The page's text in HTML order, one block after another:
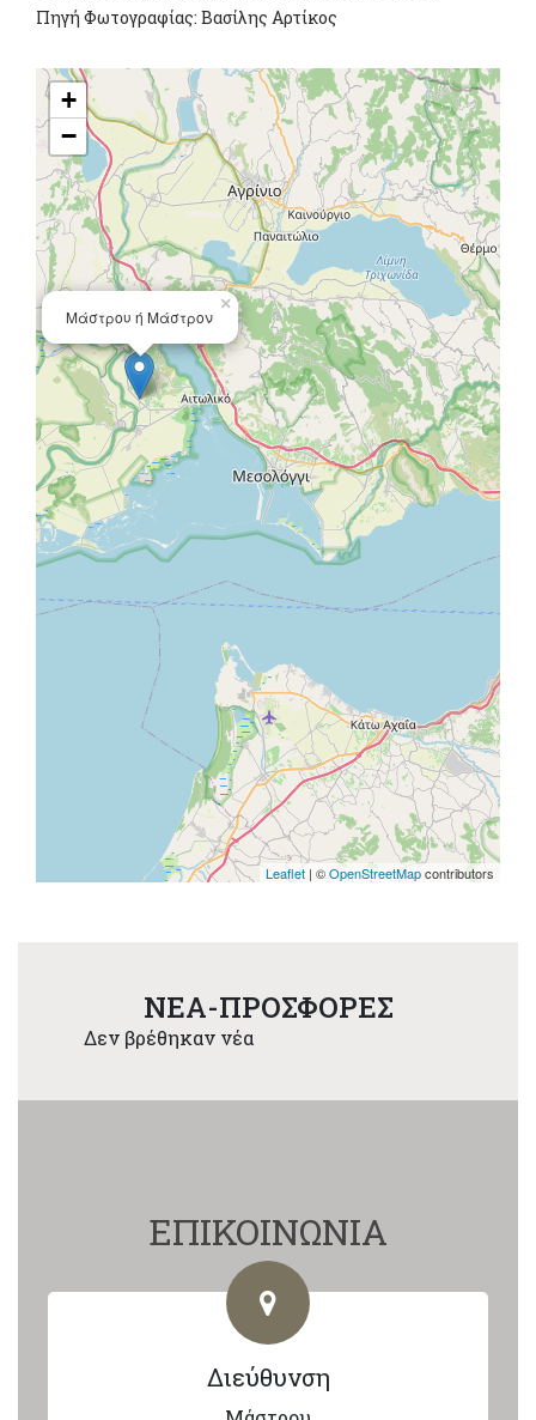
Πηγή Φωτογραφίας: Βασίλης Αρτίκος
Μάστρου ή Μάστρον
×
+
−
Leaflet | ©OpenStreetMapcontributors
NEA-ΠΡΟΣΦΟΡΕΣ
Δεν βρέθηκαν νέα
ΕΠΙΚΟΙΝΩΝΙΑ
Διεύθυνση